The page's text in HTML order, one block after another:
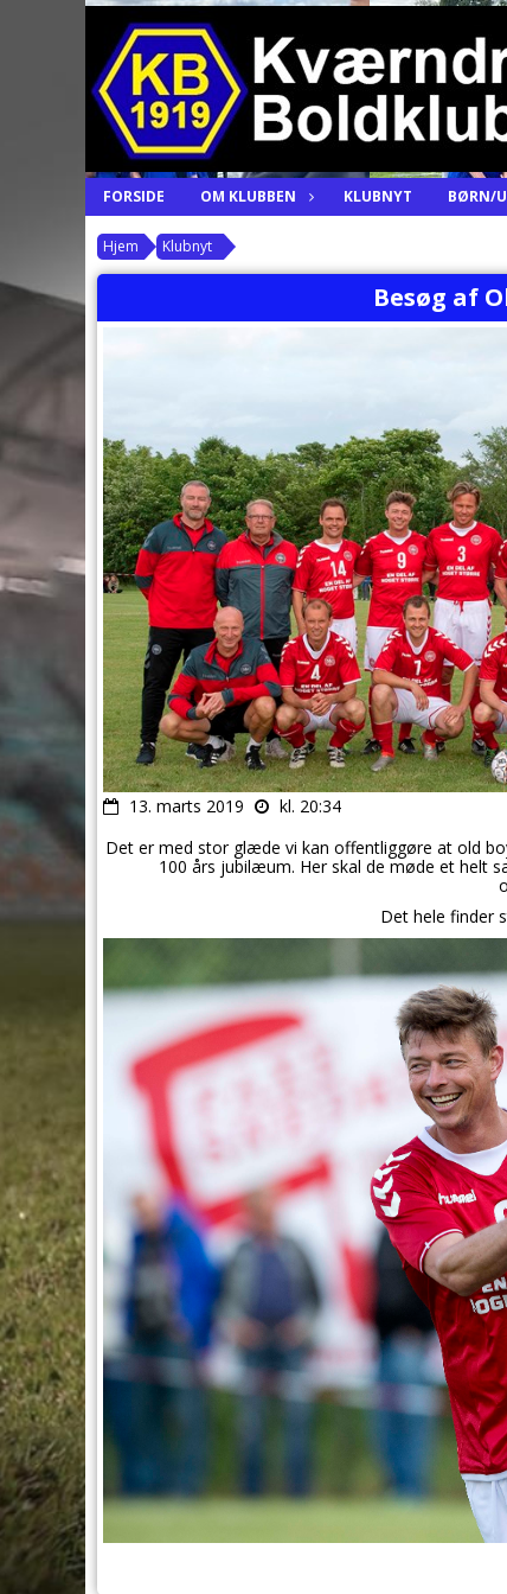
FORSIDE OM KLUBBEN KLUBNYT BØRN/
Hjem Klubnyt
Besøg af
13. marts 2019
kl. 20:34
Det er med stor glæde vi kan offentliggøre at old
100 års jubilæum. Her skal de møde et helt
Det hele finder